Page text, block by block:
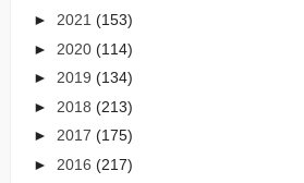
► 2021 (153)
► 2020 (114)
► 2019 (134)
► 2018 (213)
► 2017 (175)
► 2016 (217)